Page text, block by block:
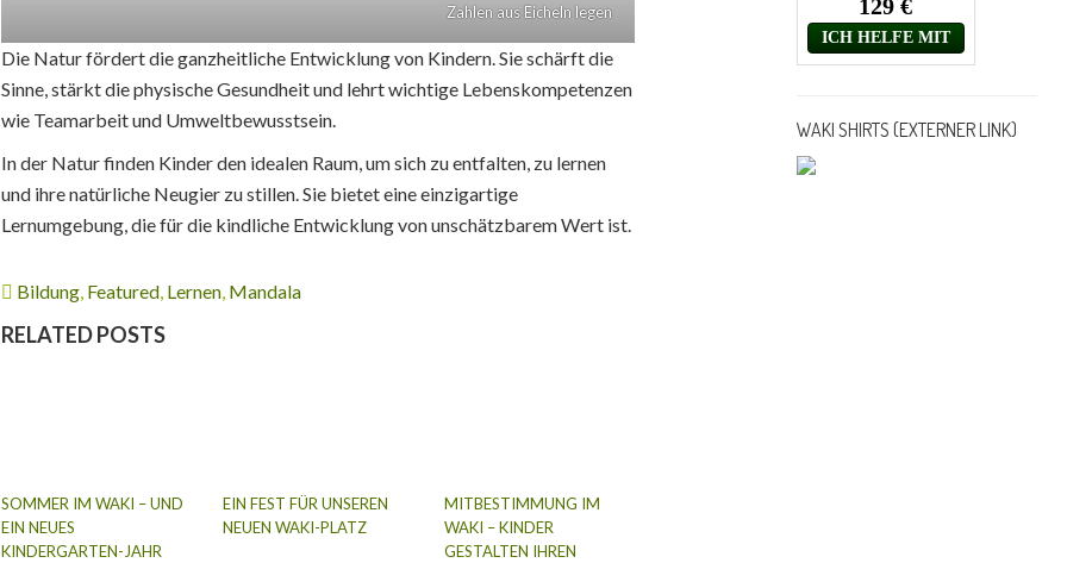
Zahlen aus Eicheln legen
Die Natur fördert die ganzheitliche Entwicklung von Kindern. Sie schärft die
Sinne, stärkt die physische Gesundheit und lehrt wichtige Lebenskompetenzen
wie Teamarbeit und Umweltbewusstsein.
In der Natur finden Kinder den idealen Raum, um sich zu entfalten, zu lernen
und ihre natürliche Neugier zu stillen. Sie bietet eine einzigartige
Lernumgebung, die für die kindliche Entwicklung von unschätzbarem Wert ist.
Bildung, Featured, Lernen, Mandala
RELATED POSTS
SOMMER IM WAKI – UND
EIN NEUES
KINDERGARTEN-JAHR
EIN FEST FÜR UNSEREN
NEUEN WAKI-PLATZ
MITBESTIMMUNG IM
WAKI – KINDER
GESTALTEN IHREN
WAKI SHIRTS (EXTERNER LINK)